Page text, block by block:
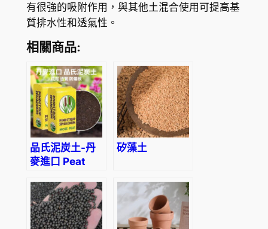
1
.
9
0
有很強的吸附作用，與其他土混合使用可提高基
質排水性和透氣性。
相關商品:
品氏泥炭土-丹
麥進口 Peat
矽藻土